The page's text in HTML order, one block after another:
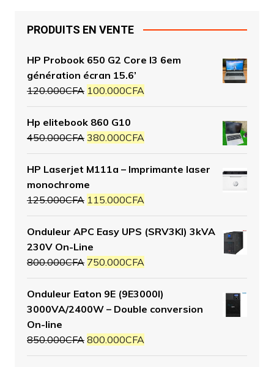
PRODUITS EN VENTE
HP Probook 650 G2 Core I3 6em
génération écran 15.6’
120.000CFA 100.000CFA
Hp elitebook 860 G10
450.000CFA 380.000CFA
HP Laserjet M111a – Imprimante laser
monochrome
125.000CFA 115.000CFA
Onduleur APC Easy UPS (SRV3KI) 3kVA
230V On-Line
800.000CFA 750.000CFA
Onduleur Eaton 9E (9E3000I)
3000VA/2400W – Double conversion
On-line
850.000CFA 800.000CFA